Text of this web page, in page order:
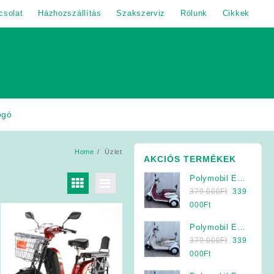
Házhozszállítás Szakszerviz Rólunk Cikkek
Home Üzlet
AKCIÓS TERMÉKEK
Polymobil E-
MOB 40/A
Elektromos
Jármű (Krém-
Bordó)
379 000Ft Original
379
000Ft.
339
000FtCurrent
is:
339
000Ft.
Polymobil E-
MOB 40/A
Elektromos
379 000Ft Original
339
000FtCurrent